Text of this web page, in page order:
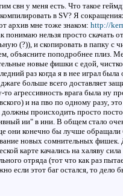
свн у меня есть. Что такое
в SV? Я
архив мне тоже знаком: http://
понимаю нельзя просто скачать
(?)), и скопировать в папку с
объясните поподробнее плиз.
новые фишки с едой,
раз когда я в нее играл
больше всего доставляет
то агрессивность врага была ну
и на пво по одному разу,
должны происходить просто
ии" в ини. В общем стало
они конечно бы лучше обращали
новых сомнительных фишек.
карте качались на халяву
отряда (тот что как раз
если этот баг остался, то